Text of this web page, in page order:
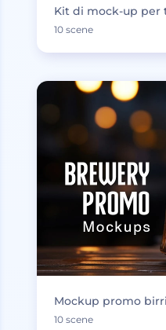
Kit di mock-up per
10 scene
Mockup promo
10 scene